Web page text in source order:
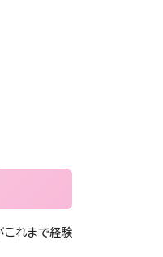
これまで経験